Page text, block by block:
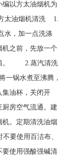
以方太油烟机为
油烟机清洗 1.
水，加一点洗涤
之前，先放一个
箱。 2.蒸汽清洗
一锅水煮至沸腾，
集油杯，关闭开
房空气流通。建
。定期清洗油烟
使用百洁布、
要使用强酸强碱清